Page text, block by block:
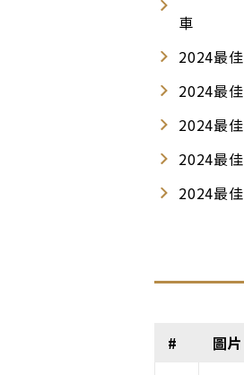
車
2024最
2024最
2024最
2024最
2024最
# 圖片